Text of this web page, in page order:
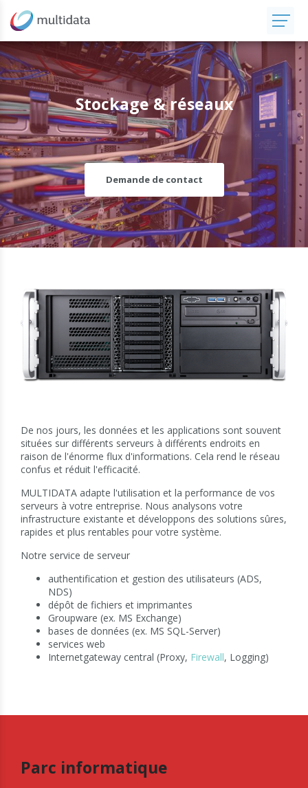
Stockage & réseaux
Demande de contact
De nos jours, les données et les applications sont souvent
situées sur différents serveurs à différents endroits en
raison de l'énorme flux d'informations. Cela rend le réseau
confus et réduit l'efficacité.
MULTIDATA adapte l'utilisation et la performance de vos
serveurs à votre entreprise. Nous analysons votre
infrastructure existante et développons des solutions sûres,
rapides et plus rentables pour votre système.
Notre service de serveur
authentification et gestion des utilisateurs (ADS,
NDS)
dépôt de fichiers et imprimantes
Groupware (ex. MS Exchange)
bases de données (ex. MS SQL-Server)
services web
Internetgateway central (Proxy, Firewall, Logging)
Parc informatique